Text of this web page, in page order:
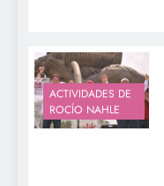
ACTIVIDADES DE
ROCÍO NAHLE